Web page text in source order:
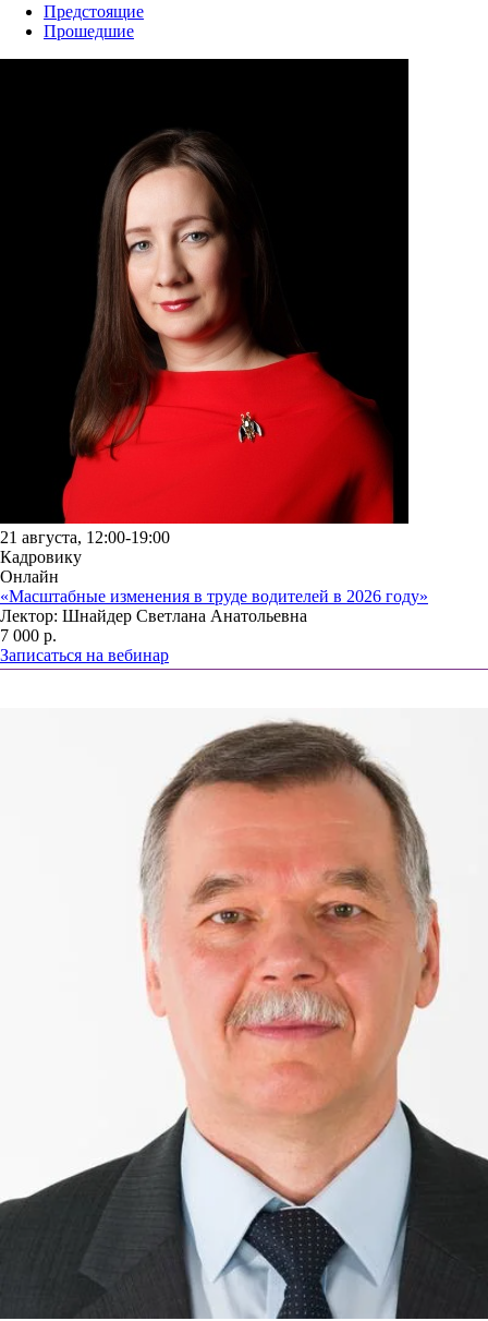
Предстоящие
Прошедшие
21 августа, 12:00-19:00
Кадровику
Онлайн
«Масштабные изменения в труде водителей в 2026 году»
Лектор: Шнайдер Светлана Анатольевна
7 000 р.
Записаться на вебинар